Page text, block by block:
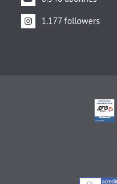
1.177 followers